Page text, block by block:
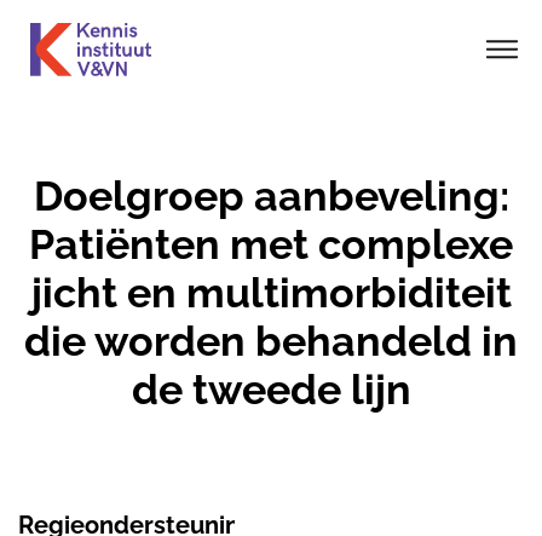
Doelgroep aanbeveling:
Patiënten met complexe
jicht en multimorbiditeit
die worden behandeld in
de tweede lijn
Regieondersteuning